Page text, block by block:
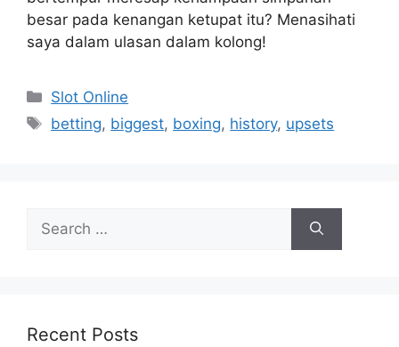
besar pada kenangan ketupat itu? Menasihati
saya dalam ulasan dalam kolong!
Categories
Slot Online
Tags
betting, biggest, boxing, history, upsets
Search
for:
Recent Posts